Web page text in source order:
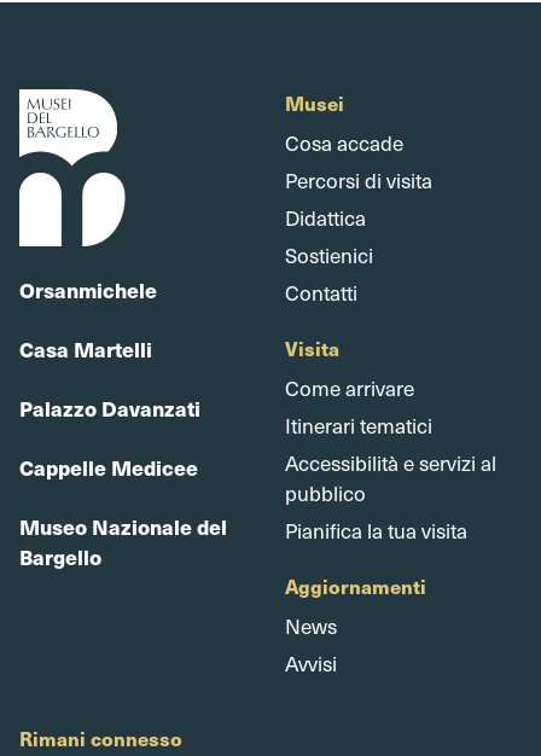
Orsanmichele
Casa Martelli
Palazzo Davanzati
Cappelle Medicee
Museo Nazionale del
Bargello
Musei
Cosa accade
Percorsi di visita
Didattica
Sostienici
Contatti
Visita
Come arrivare
Itinerari tematici
Accessibilità e servizi al
pubblico
Pianifica la tua visita
Aggiornamenti
News
Avvisi
Rimani connesso